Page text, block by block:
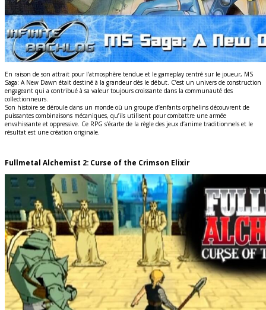
En raison de son attrait pour l’atmosphère tendue et le gameplay centré sur le joueur, MS
Saga: A New Dawn était destiné à la grandeur dès le début. C’est un univers de construction
engageant qui a contribué à sa valeur toujours croissante dans la communauté des
collectionneurs.
Son histoire se déroule dans un monde où un groupe d’enfants orphelins découvrent de
puissantes combinaisons mécaniques, qu’ils utilisent pour combattre une armée
envahissante et oppressive. Ce RPG s’écarte de la règle des jeux d’anime traditionnels et le
résultat est une création originale.
Fullmetal Alchemist 2: Curse of the Crimson Elixir